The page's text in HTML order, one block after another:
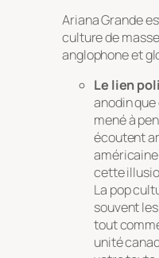
Ariana Grande
culture de
anglophone et
Le lien
anodin
mené à
écoutent
américaine
cette
La pop
souvent
tout
unité